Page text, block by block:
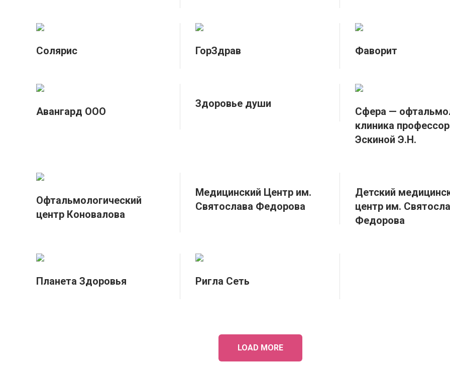
Солярис ГорЗдрав Фаворит
Авангард ООО
Здоровье души
Сфера —
клиника
Эскиной Э.Н.
Офтальмологический
центр Коновалова
Медицинский Центр им.
Святослава Федорова
Детский
центр им.
Федорова
Планета Здоровья Ригла Сеть
LOAD MORE